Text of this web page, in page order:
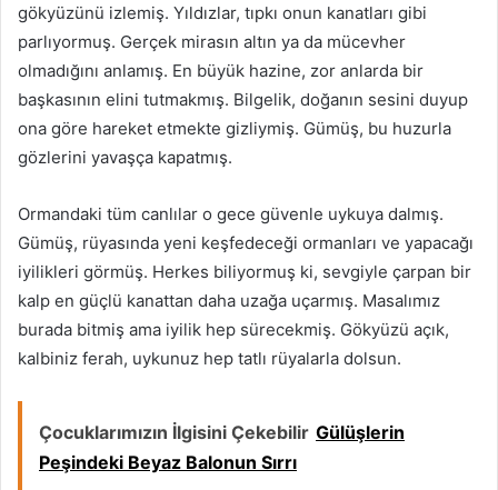
gökyüzünü izlemiş. Yıldızlar, tıpkı onun kanatları gibi
parlıyormuş. Gerçek mirasın altın ya da mücevher
olmadığını anlamış. En büyük hazine, zor anlarda bir
başkasının elini tutmakmış. Bilgelik, doğanın sesini duyup
ona göre hareket etmekte gizliymiş. Gümüş, bu huzurla
gözlerini yavaşça kapatmış.
Ormandaki tüm canlılar o gece güvenle uykuya dalmış.
Gümüş, rüyasında yeni keşfedeceği ormanları ve yapacağı
iyilikleri görmüş. Herkes biliyormuş ki, sevgiyle çarpan bir
kalp en güçlü kanattan daha uzağa uçarmış. Masalımız
burada bitmiş ama iyilik hep sürecekmiş. Gökyüzü açık,
kalbiniz ferah, uykunuz hep tatlı rüyalarla dolsun.
Çocuklarımızın İlgisini Çekebilir Gülüşlerin
Peşindeki Beyaz Balonun Sırrı